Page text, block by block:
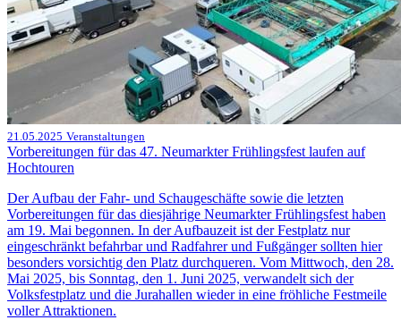
21.05.2025 Veranstaltungen
Vorbereitungen für das 47. Neumarkter Frühlingsfest laufen auf
Hochtouren
Der Aufbau der Fahr- und Schaugeschäfte sowie die letzten
Vorbereitungen für das diesjährige Neumarkter Frühlingsfest haben
am 19. Mai begonnen. In der Aufbauzeit ist der Festplatz nur
eingeschränkt befahrbar und Radfahrer und Fußgänger sollten hier
besonders vorsichtig den Platz durchqueren. Vom Mittwoch, den 28.
Mai 2025, bis Sonntag, den 1. Juni 2025, verwandelt sich der
Volksfestplatz und die Jurahallen wieder in eine fröhliche Festmeile
voller Attraktionen.